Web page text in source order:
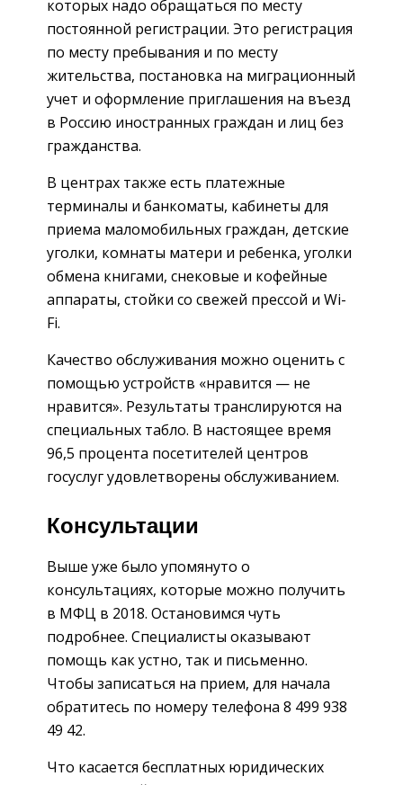
которых надо обращаться по месту
постоянной регистрации. Это регистрация
по месту пребывания и по месту
жительства, постановка на миграционный
учет и оформление приглашения на въезд
в Россию иностранных граждан и лиц без
гражданства.
В центрах также есть платежные
терминалы и банкоматы, кабинеты для
приема маломобильных граждан, детские
уголки, комнаты матери и ребенка, уголки
обмена книгами, снековые и кофейные
аппараты, стойки со свежей прессой и Wi-
Fi.
Качество обслуживания можно оценить с
помощью устройств «нравится — не
нравится». Результаты транслируются на
специальных табло. В настоящее время
96,5 процента посетителей центров
госуслуг удовлетворены обслуживанием.
Консультации
Выше уже было упомянуто о
консультациях, которые можно получить
в МФЦ в 2018. Остановимся чуть
подробнее. Специалисты оказывают
помощь как устно, так и письменно.
Чтобы записаться на прием, для начала
обратитесь по номеру телефона 8 499 938
49 42.
Что касается бесплатных юридических